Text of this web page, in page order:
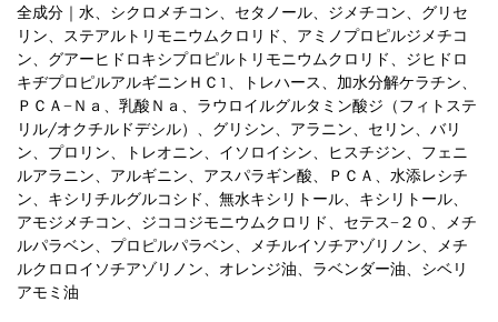
全成分｜水、シクロメチコン、セタノール、ジメチコン、グリセ
リン、ステアルトリモニウムクロリド、アミノプロピルジメチコ
ン、グアーヒドロキシプロピルトリモニウムクロリド、ジヒドロ
キヂプロピルアルギニンＨＣ1、トレハース、加水分解ケラチン、
ＰＣＡ−Ｎａ、乳酸Ｎａ、ラウロイルグルタミン酸ジ（フィトステ
リル/オクチルドデシル）、グリシン、アラニン、セリン、バリ
ン、プロリン、トレオニン、イソロイシン、ヒスチジン、フェニ
ルアラニン、アルギニン、アスパラギン酸、ＰＣＡ、水添レシチ
ン、キシリチルグルコシド、無水キシリトール、キシリトール、
アモジメチコン、ジココジモニウムクロリド、セテス−２０、メチ
ルパラベン、プロピルパラベン、メチルイソチアゾリノン、メチ
ルクロロイソチアゾリノン、オレンジ油、ラベンダー油、シベリ
アモミ油